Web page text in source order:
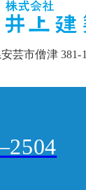
芸市僧津 381-1